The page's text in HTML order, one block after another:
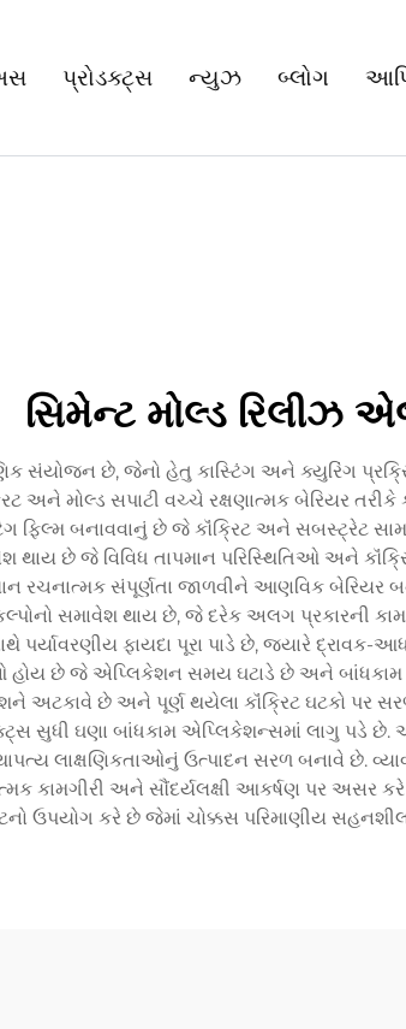
પ્રોડક્ટ્સ ન્યુઝ બ્લોગ
સિમેન્ટ મોલ્ડ રિલીઝ
સંયોજન છે, જેનો હેતુ કાસ્ટિંગ અને ક્યુરિંગ
અને મોલ્ડ સપાટી વચ્ચે રક્ષણાત્મક બેરિયર
ફિલ્મ બનાવવાનું છે જે કૉંક્રિટ અને સબસ્ટ્રેટ
થાય છે જે વિવિધ તાપમાન પરિસ્થિતિઓ અને
સંપૂર્ણતા જાળવીને આણવિક બેરિયર
સમાવેશ થાય છે, જે દરેક અલગ પ્રકારની
ફાયદા પૂરા પાડે છે, જ્યારે દ્રાવક-
છે જે એપ્લિકેશન સમય ઘટાડે છે અને બાંધકામ
અટકાવે છે અને પૂર્ણ થયેલા કૉંક્રિટ ઘટકો પર
સુધી ઘણા બાંધકામ એપ્લિકેશન્સમાં લાગુ પડે
લાક્ષણિકતાઓનું ઉત્પાદન સરળ બનાવે છે.
કામગીરી અને સૌંદર્યલક્ષી આકર્ષણ પર
ઉપયોગ કરે છે જેમાં ચોક્કસ પરિમાણીય